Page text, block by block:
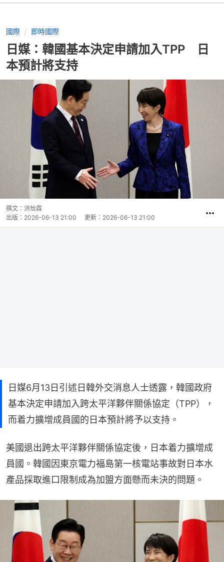
國際 即時國際
日媒：韓國基本決定申請加入TPP 日
本預計將支持
撰文： 洪怡霖
出版： 2026-06-13 21:00 更新： 2026-06-13 21:00
日媒6月13日引述日韓外交消息人士透露，韓國政府
基本決定申請加入跨太平洋夥伴關係協定（TPP），
而着力擴增成員國的日本預計將予以支持。
美國退出跨太平洋夥伴關係協定後，日本着力擴增成
員國。韓國因東京電力福島第一核電站事故對日本水
產品採取進口限制成為加盟方面懸而未決的問題。